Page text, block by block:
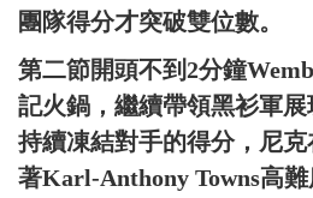
團隊得分才突破雙位數。
第二節開頭不到2分鐘
記火鍋，繼續帶領黑衫軍展
持續凍結對手的得分，尼
著Karl-Anthony Towns高